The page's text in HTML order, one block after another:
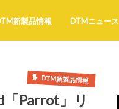
新製品情報 DTMニュース
DTM新製品情報
Parrot」リ